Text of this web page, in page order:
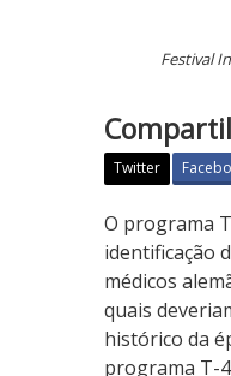
Festival
Twitter
F
r
e
a
k
s
O programa
identificação
médicos
quais
histórico da
programa T-